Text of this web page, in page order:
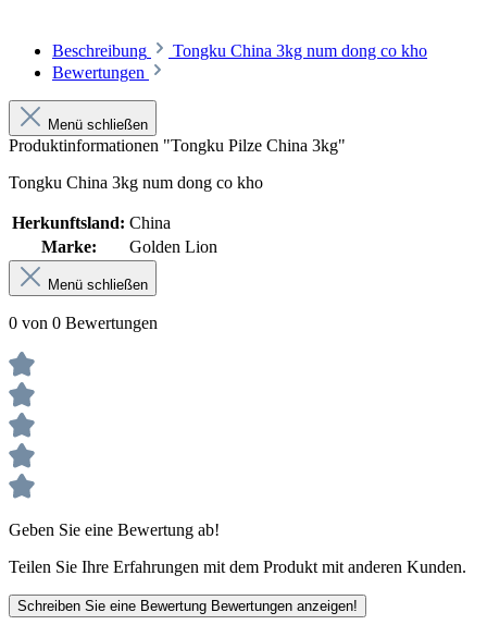
Beschreibung
Tongku China 3kg num dong co kho
Bewertungen
Menü schließen
Produktinformationen "Tongku Pilze China 3kg"
Tongku China 3kg num dong co kho
Herkunftsland: China
Marke:
Golden Lion
Menü schließen
0 von 0 Bewertungen
Geben Sie eine Bewertung ab!
Teilen Sie Ihre Erfahrungen mit dem Produkt mit anderen Kunden.
Schreiben Sie eine Bewertung Bewertungen anzeigen!